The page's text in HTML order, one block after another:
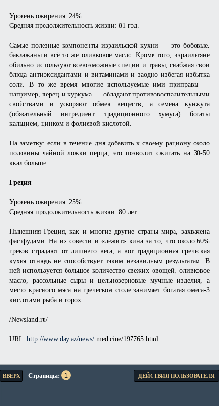
Уровень ожирения: 24%.
Средняя продолжительность жизни: 81 год.
Самые полезные компоненты израильской кухни — это бобовые,
баклажаны и всё то же оливковое масло. Кроме того, израильтяне
обильно используют всевозможные специи и травы, снабжая свои
блюда антиоксидантами и витаминами и заодно избегая избытка
соли. В то же время многие используемые ими приправы —
например, перец и куркума — обладают противовоспалительными
свойствами и ускоряют обмен веществ; а семена кунжута
(обязательный ингредиент традиционного хумуса) богаты
кальцием, цинком и фолиевой кислотой.
На заметку: если в течение дня добавить к своему рациону около
половины чайной ложки перца, это позволит сжигать на 30-50
ккал больше.
Греция
Уровень ожирения: 25%.
Средняя продолжительность жизни: 80 лет.
Нынешняя Греция, как и многие другие страны мира, захвачена
фастфудами. На их совести и «лежит» вина за то, что около 60%
греков страдают от лишнего веса, а вот традиционная греческая
кухня отнюдь не способствует таким незавидным результатам. В
ней используется большое количество свежих овощей, оливковое
масло, рассольные сыры и цельнозерновые мучные изделия, а
место красного мяса на греческом столе занимает богатая омега-3
кислотами рыба и горох.
/Newsland.ru/
URL: http://www.day.az/news/ medicine/197765.html
ВВЕРХ Страницы 1 ДЕЙСТВИЯ ПОЛЬЗОВАТЕЛЯ